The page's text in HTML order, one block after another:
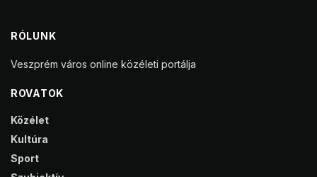
RÓLUNK
Veszprém város online közéleti portálja
ROVATOK
Közélet
Kultúra
Sport